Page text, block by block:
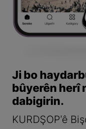
Ji bo
bûyerên herî
dabigirin.
KURDŞOP'ê